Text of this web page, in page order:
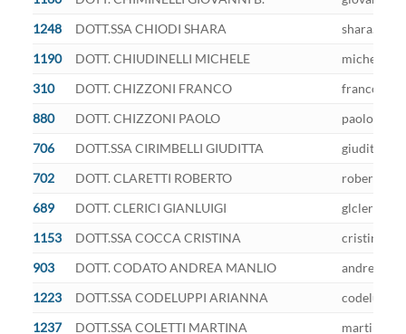
1248
DOTT.SSA CHIODI SHARA
1190
DOTT. CHIUDINELLI MICHELE
310
DOTT. CHIZZONI FRANCO
880
DOTT. CHIZZONI PAOLO
706
DOTT.SSA CIRIMBELLI GIUDITTA
702
DOTT. CLARETTI ROBERTO
689
DOTT. CLERICI GIANLUIGI
1153
DOTT.SSA COCCA CRISTINA
903
DOTT. CODATO ANDREA MANLIO
1223
DOTT.SSA CODELUPPI ARIANNA
1237
DOTT.SSA COLETTI MARTINA